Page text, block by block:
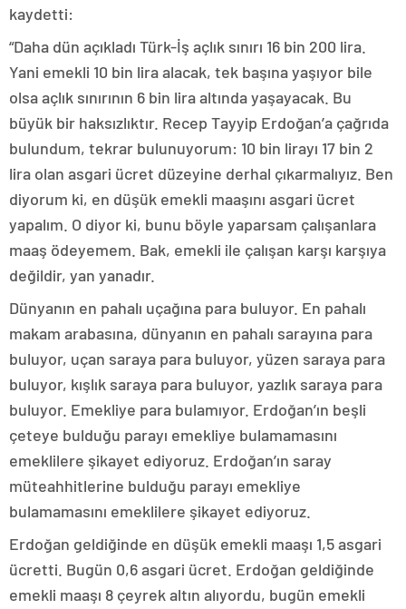
kaydetti:
“Daha dün açıkladı Türk-İş açlık sınırı 16 bin 200 lira.
Yani emekli 10 bin lira alacak, tek başına yaşıyor bile
olsa açlık sınırının 6 bin lira altında yaşayacak. Bu
büyük bir haksızlıktır. Recep Tayyip Erdoğan’a çağrıda
bulundum, tekrar bulunuyorum: 10 bin lirayı 17 bin 2
lira olan asgari ücret düzeyine derhal çıkarmalıyız. Ben
diyorum ki, en düşük emekli maaşını asgari ücret
yapalım. O diyor ki, bunu böyle yaparsam çalışanlara
maaş ödeyemem. Bak, emekli ile çalışan karşı karşıya
değildir, yan yanadır.
Dünyanın en pahalı uçağına para buluyor. En pahalı
makam arabasına, dünyanın en pahalı sarayına para
buluyor, uçan saraya para buluyor, yüzen saraya para
buluyor, kışlık saraya para buluyor, yazlık saraya para
buluyor. Emekliye para bulamıyor. Erdoğan’ın beşli
çeteye bulduğu parayı emekliye bulamamasını
emeklilere şikayet ediyoruz. Erdoğan’ın saray
müteahhitlerine bulduğu parayı emekliye
bulamamasını emeklilere şikayet ediyoruz.
Erdoğan geldiğinde en düşük emekli maaşı 1,5 asgari
ücretti. Bugün 0,6 asgari ücret. Erdoğan geldiğinde
emekli maaşı 8 çeyrek altın alıyordu, bugün emekli